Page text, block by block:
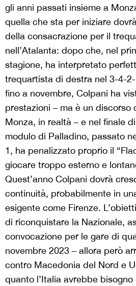
gli anni passati insieme a
quella che sta per iniziare
della consacrazione per il
nell’Atalanta: dopo che, nel
stagione, ha interpretato
trequartista di destra nel 3-4-
fino a novembre, Colpani ha
prestazioni – ma è un discorso
Monza, in realtà – e nel finale
modulo di Palladino, passato
1, ha penalizzato proprio il
giocare troppo esterno e
Quest’anno Colpani dovrà
continuità, probabilmente in
esigente come Firenze.
di riconquistare la Nazionale,
convocazione per le gare di
novembre 2023 – allora però
contro Macedonia del Nord e
quanto l’Italia avrebbe bisogno